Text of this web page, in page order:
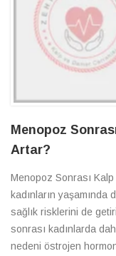
Menopoz
Artar?
Menopoz Sonrası
kadınların
sağlık risklerini de
sonrası kadınlarda
nedeni östrojen